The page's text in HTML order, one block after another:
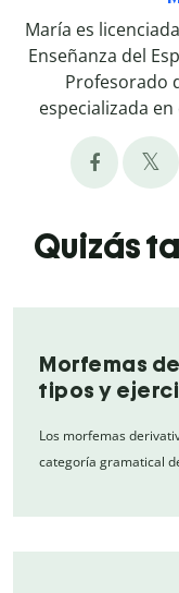
María es
Enseñanza del
Profesorado
especializada
Quizás
Morfemas
tipos y
Los morfemas
categoría gramatical